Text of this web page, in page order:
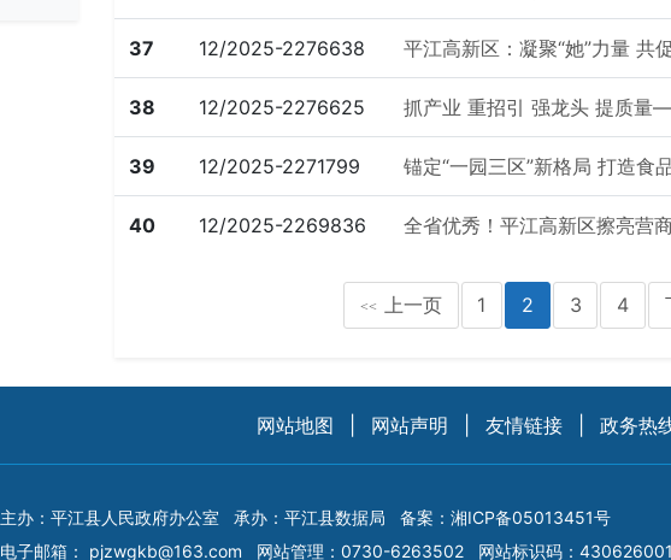
37 12/2025-2276638 平江高新区：凝聚“她”力量 共
38 12/2025-2276625 抓产业 重招引 强龙头 提质量
39 12/2025-2271799 锚定“一园三区”新格局 打造食
40 12/2025-2269836 全省优秀！平江高新区擦亮营
<< 上一页 1 2 3 4
网站地图 网站声明 友情链接 政务热
主办：平江县人民政府办公室 承办：平江县数据局 备案： 湘ICP备05013451号
电子邮箱： pjzwgkb@163.com 网站管理：0730-6263502 网站标识码：